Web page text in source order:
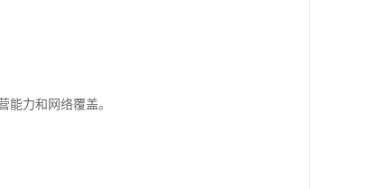
力和网络覆盖。